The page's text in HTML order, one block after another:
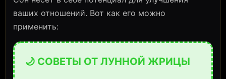
ваших отношений. Вот как его можно
применить:
🌙 СОВЕТЫ ОТ ЛУННОЙ ЖРИЦЫ